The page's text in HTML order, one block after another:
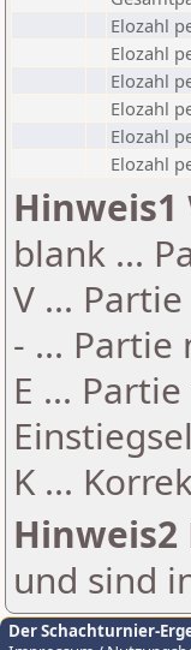
Elozahl
Elozahl
Elozahl
Elozahl
Elozahl
Elozahl
Hinweis1
blank ...
V ...
- ... Partie
E ...
K ...
Hinweis2
und sind
Der Schachturnier-